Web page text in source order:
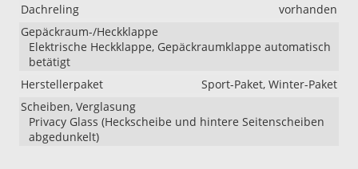
Dachreling
vorhanden
Gepäckraum-/Heckklappe
Elektrische Heckklappe, Gepäckraumklappe automatisch
betätigt
Herstellerpaket
Sport-Paket, Winter-Paket
Scheiben, Verglasung
Privacy Glass (Heckscheibe und hintere Seitenscheiben
abgedunkelt)